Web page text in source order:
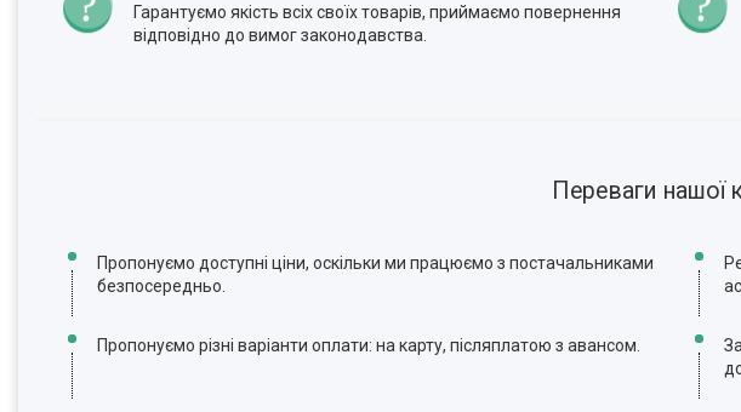
Гарантуємо якість всіх своїх товарів, приймаємо повернення
відповідно до вимог законодавства.
Переваги нашої
Пропонуємо доступні ціни, оскільки ми працюємо з постачальниками
безпосередньо.
Пропонуємо різні варіанти оплати: на карту, післяплатою з авансом.